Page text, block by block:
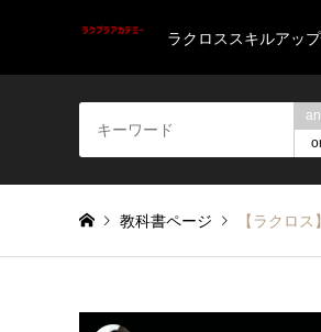
ラクロススキルアッ
教科書ページ 【ラクロ